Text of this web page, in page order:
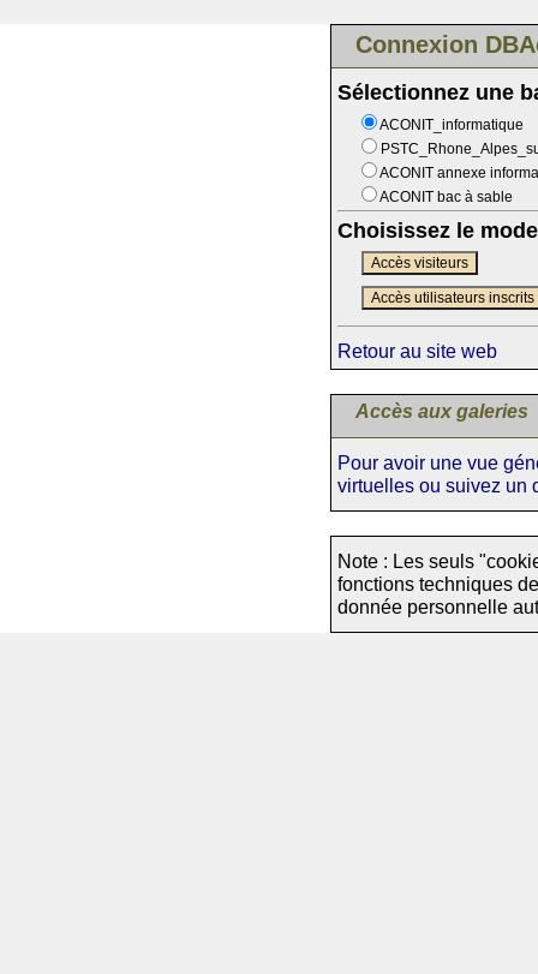
Connexion
Sélectionnez une
ACONIT_informatique
ACONIT annexe
ACONIT bac à sable
Choisissez le
Accès visiteurs
Accès utilisateurs inscrits
Retour au site web
Accès aux galeries
Pour avoir une vue
virtuelles ou suivez un
Note : Les seuls
fonctions techniques
donnée personnelle